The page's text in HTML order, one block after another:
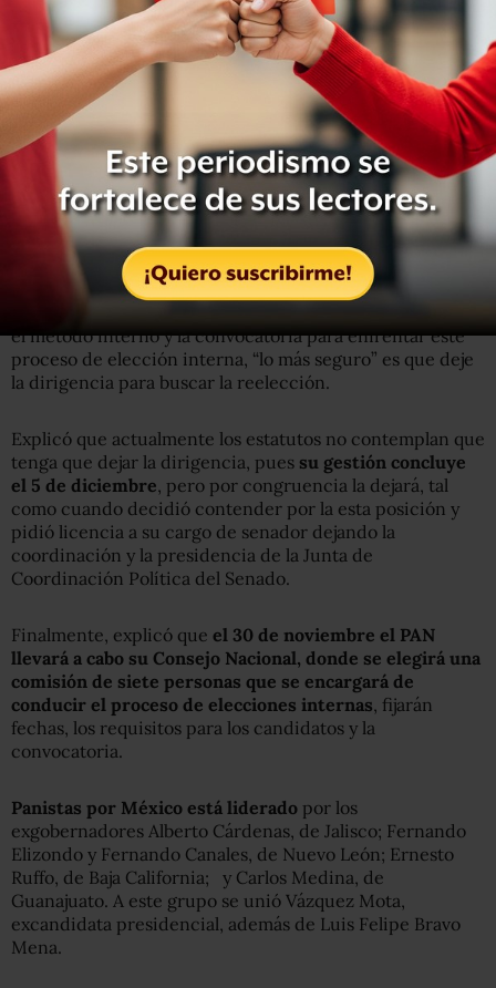
“El PAN está preparado para una contienda democrática
institucional , tenemos reglas claras, tenemos un padrón
transparente, tenemos cada vez más aspirantes, y eso es
bueno, es signo de vitalidad e interés, de entusiasmo”,
agregó.
Al subrayar que en el PAN creen en la democracia,
comentó que se siente tranquilo, confiado y alegre, por lo
que se anticipa que el partido logrará reformar los
estatutos y reglamentos y próximamente concretar la
renovación de su dirigencia.
Madero Muñoz también indicó que en cuanto se definan
el método interno y la convocatoria para enfrentar este
proceso de elección interna, “lo más seguro” es que deje
la dirigencia para buscar la reelección.
Explicó que actualmente los estatutos no contemplan que
tenga que dejar la dirigencia, pues su gestión concluye
el 5 de diciembre , pero por congruencia la dejará, tal
como cuando decidió contender por la esta posición y
pidió licencia a su cargo de senador dejando la
coordinación y la presidencia de la Junta de
Coordinación Política del Senado.
Finalmente, explicó que el 30 de noviembre el PAN
llevará a cabo su Consejo Nacional, donde se elegirá una
comisión de siete personas que se encargará de
conducir el proceso de elecciones internas , fijarán
fechas, los requisitos para los candidatos y la
convocatoria.
Panistas por México está liderado por los
exgobernadores Alberto Cárdenas, de Jalisco; Fernando
Elizondo y Fernando Canales, de Nuevo León; Ernesto
Ruffo, de Baja California; y Carlos Medina, de
Guanajuato. A este grupo se unió Vázquez Mota,
excandidata presidencial, además de Luis Felipe Bravo
Mena.